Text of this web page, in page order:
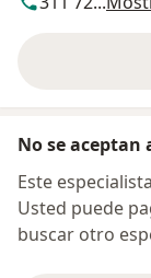
No se aceptan
Este
Usted puede
buscar otro